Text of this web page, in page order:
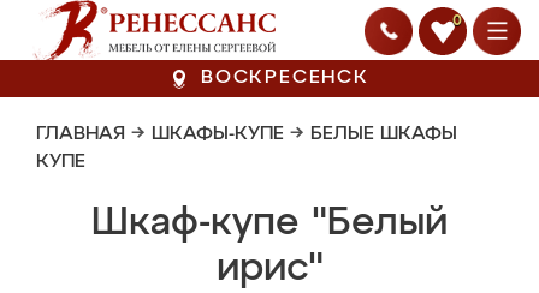
0
ВОСКРЕСЕНСК
ГЛАВНАЯ → ШКАФЫ-КУПЕ → БЕЛЫЕ ШКАФЫ
КУПЕ
Шкаф-купе "Белый
ирис"